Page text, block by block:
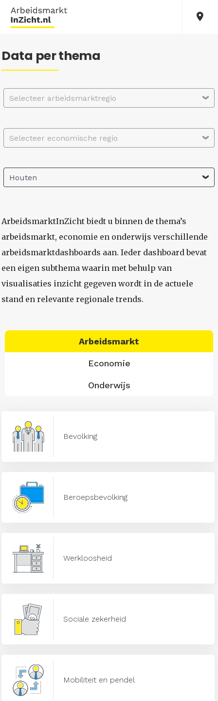
Data per thema
Selecteer arbeidsmarktregio
Selecteer economische regio
Houten
ArbeidsmarktInZicht biedt u binnen de thema’s
arbeidsmarkt, economie en onderwijs verschillende
arbeidsmarktdashboards aan. Ieder dashboard bevat
een eigen subthema waarin met behulp van
visualisaties inzicht gegeven wordt in de actuele
stand en relevante regionale trends.
Arbeidsmarkt
Economie
Onderwijs
Bevolking
Beroepsbevolking
Werkloosheid
Sociale zekerheid
Mobiliteit en pendel